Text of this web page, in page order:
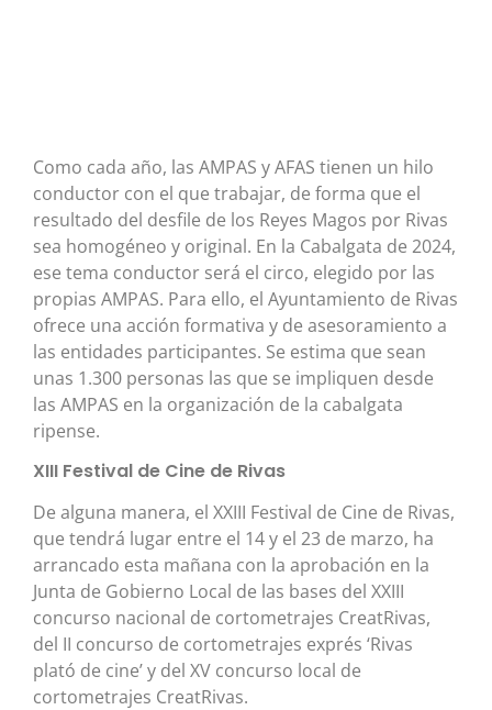
Como cada año, las AMPAS y AFAS tienen un hilo
conductor con el que trabajar, de forma que el
resultado del desfile de los Reyes Magos por Rivas
sea homogéneo y original. En la Cabalgata de 2024,
ese tema conductor será el circo, elegido por las
propias AMPAS. Para ello, el Ayuntamiento de Rivas
ofrece una acción formativa y de asesoramiento a
las entidades participantes. Se estima que sean
unas 1.300 personas las que se impliquen desde
las AMPAS en la organización de la cabalgata
ripense.
XIII Festival de Cine de Rivas
De alguna manera, el XXIII Festival de Cine de Rivas,
que tendrá lugar entre el 14 y el 23 de marzo, ha
arrancado esta mañana con la aprobación en la
Junta de Gobierno Local de las bases del XXIII
concurso nacional de cortometrajes CreatRivas,
del II concurso de cortometrajes exprés ‘Rivas
plató de cine’ y del XV concurso local de
cortometrajes CreatRivas.